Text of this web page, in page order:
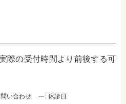
際の受付時間より前後する可
い合わせ : 休診日